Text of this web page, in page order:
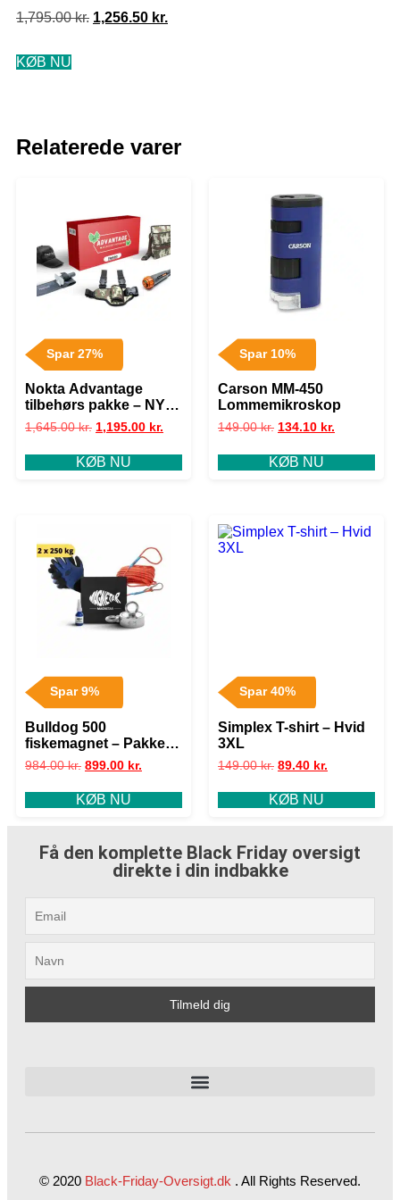
1,795.00kr. 1,256.50 kr.
KØB NU
Relaterede varer
Spar 27%
Nokta Advantage
tilbehørs pakke – NY
version
1,645.00kr. 1,195.00 kr.
KØB NU
Spar 10%
Carson MM-450
Lommemikroskop
149.00kr. 134.10 kr.
KØB NU
Spar 9%
Bulldog 500
fiskemagnet – Pakke
Størrelse 2XL
984.00kr. 899.00 kr.
KØB NU
Spar 40%
Simplex T-shirt – Hvid
3XL
149.00kr. 89.40 kr.
KØB NU
Få den komplette Black Friday oversigt
direkte i din indbakke
© 2020 Black-Friday-Oversigt.dk . All Rights Reserved.